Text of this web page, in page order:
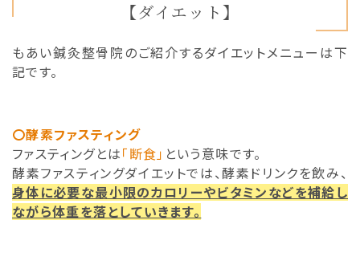
【ダイエット】
もあい鍼灸整骨院のご紹介するダイエットメニューは下
記です。
〇酵素ファスティング
ファスティングとは「断食」 という意味です。
酵素ファスティングダイエットでは、酵素ドリンクを飲み、
身体に必要な最小限のカロリーやビタミンなどを補給し
ながら体重を落としていきます。